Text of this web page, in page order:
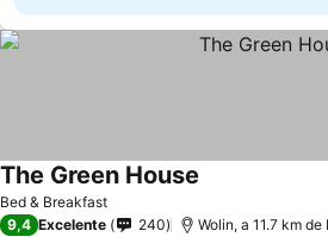
Bed & Breakfast
The Green House
9,4 Excelente 240 Wolin, a 11.7 km